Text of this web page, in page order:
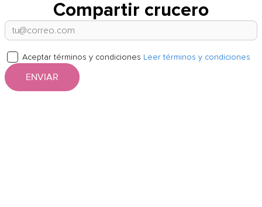
Compartir crucero
Aceptar términos y condiciones Leer términos y condiciones
ENVIAR